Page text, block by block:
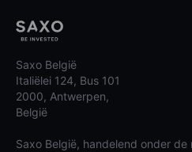
Saxo België
Italiëlei 124, Bus 101
2000, Antwerpen,
België
Saxo België, handelend onder de